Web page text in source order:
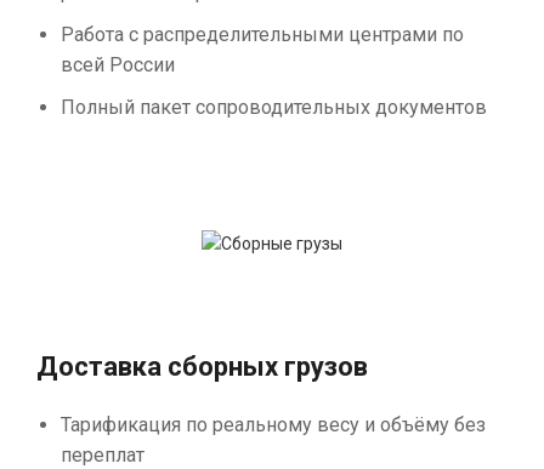
Работа с распределительными центрами по
всей России
Полный пакет сопроводительных документов
Доставка сборных грузов
Тарификация по реальному весу и объёму без
переплат